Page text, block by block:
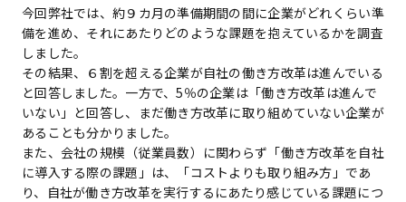
今回弊社では、約９カ月の準備期間の間に企業がどれくらい準
備を進め、それにあたりどのような課題を抱えているかを調査
しました。
その結果、６割を超える企業が自社の働き方改革は進んでいる
と回答しました。一方で、5％の企業は「働き方改革は進んで
いない」と回答し、まだ働き方改革に取り組めていない企業が
あることも分かりました。
また、会社の規模（従業員数）に関わらず「働き方改革を自社
に導入する際の課題」は、「コストよりも取り組み方」であ
り、自社が働き方改革を実行するにあたり感じている課題につ